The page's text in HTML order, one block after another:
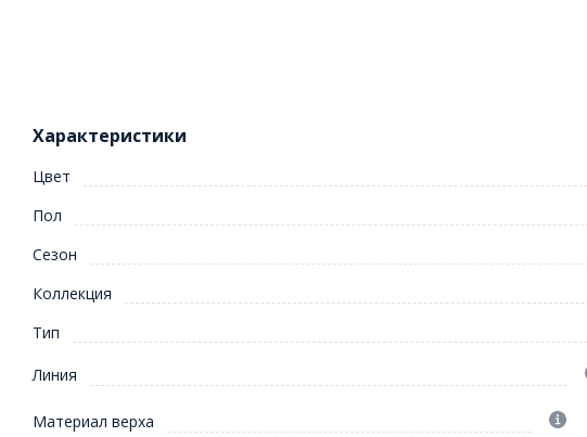
Характеристики
Цвет
Пол
Сезон
Коллекция
Тип
Линия
Материал верха